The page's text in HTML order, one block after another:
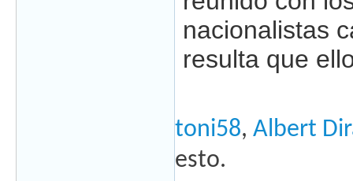
nacionalistas
resulta que
toni58, Albert
esto.